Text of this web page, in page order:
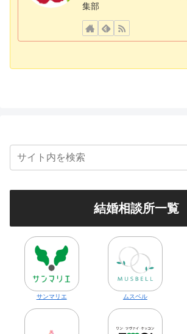
集部
結婚相談所一覧
サンマリエ ムスベル